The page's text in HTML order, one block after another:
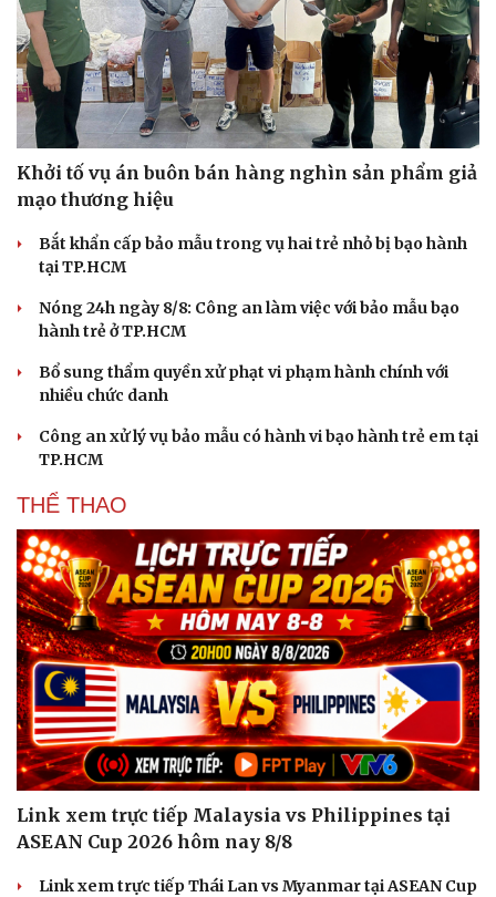
Văn hóa
Sân khấu - Điện ảnh
Văn học
Âm nhạc
Di sản
Giải trí
Nghệ sĩ
Thời trang
Sao Việt
Khởi tố vụ án buôn bán hàng nghìn sản phẩm giả
mạo thương hiệu
Bắt khẩn cấp bảo mẫu trong vụ hai trẻ nhỏ bị bạo hành
tại TP.HCM
Nóng 24h ngày 8/8: Công an làm việc với bảo mẫu bạo
hành trẻ ở TP.HCM
Bổ sung thẩm quyền xử phạt vi phạm hành chính với
nhiều chức danh
Công an xử lý vụ bảo mẫu có hành vi bạo hành trẻ em tại
TP.HCM
THỂ THAO
Link xem trực tiếp Malaysia vs Philippines tại
ASEAN Cup 2026 hôm nay 8/8
Link xem trực tiếp Thái Lan vs Myanmar tại ASEAN Cup